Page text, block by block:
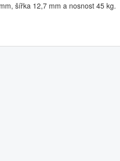
šířka 12,7 mm a nosnost 45 kg.